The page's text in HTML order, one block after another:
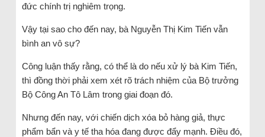
đức chính trị nghiêm trọng.
Vậy tại sao cho đến nay, bà Nguyễn Thị Kim Tiến vẫn
bình an vô sự?
Công luận thấy rằng, có thể là do nếu xử lý bà Kim Tiến,
thì đồng thời phải xem xét rõ trách nhiệm của Bộ trưởng
Bộ Công An Tô Lâm trong giai đoạn đó.
Nhưng đến nay, với chiến dịch xóa bỏ hàng giả, thực
phẩm bẩn và y tế tha hóa đang được đẩy mạnh. Điều đó,